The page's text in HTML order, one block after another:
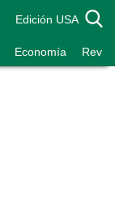
Edición USA
Economía